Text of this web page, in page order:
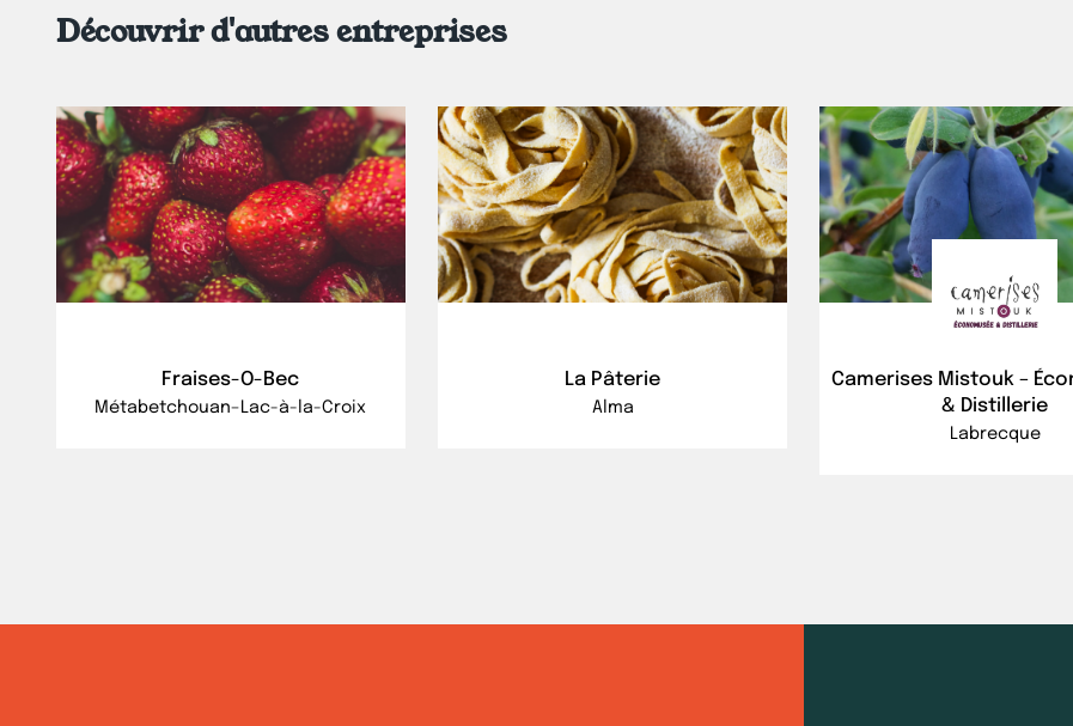
Découvrir d'autres entreprises
Fraises-O-Bec
Métabetchouan–Lac-à-la-Croix
La Pâterie
Alma
Camerises Mistouk –
& Distillerie
Labrecque